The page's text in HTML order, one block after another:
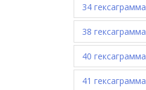
34 гексаграмма
38 гексаграмма
40 гексаграмма
41 гексаграмма